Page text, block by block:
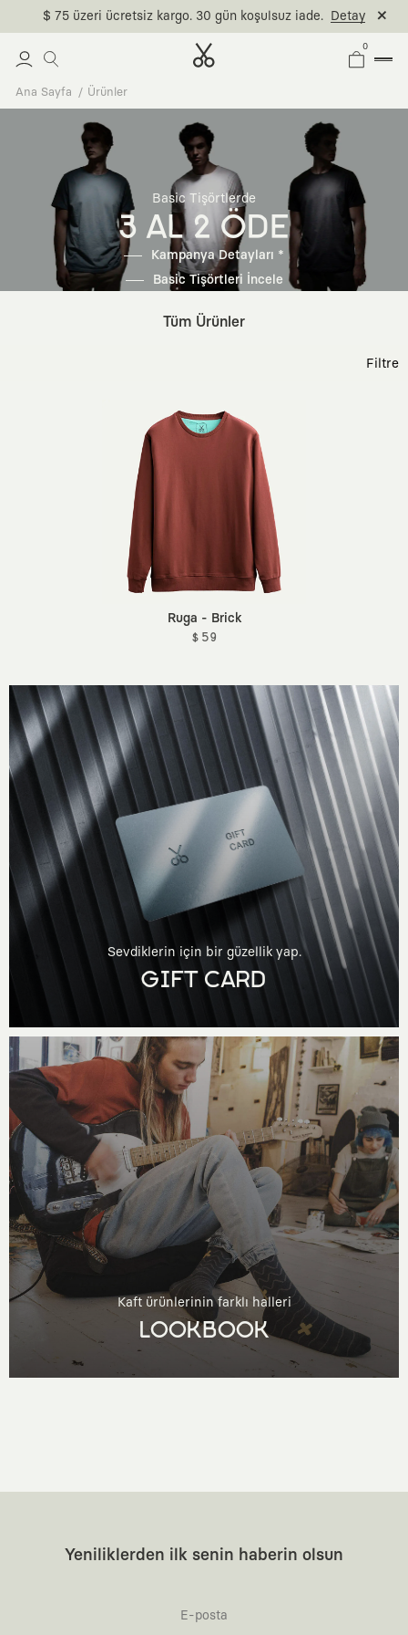
$ 75 üzeri ücretsiz kargo. 30 gün koşulsuz iade. Detay
0
Ana Sayfa Ürünler
Basic Tişörtlerde
3 AL 2 ÖDE
Kampanya Detayları *
Basic Tişörtleri İncele
Tüm Ürünler
Filtre
Ruga - Brick
$ 59
Sevdiklerin için bir güzellik yap.
GIFT CARD
Kaft ürünlerinin farklı halleri
LOOKBOOK
Yeniliklerden ilk senin haberin olsun